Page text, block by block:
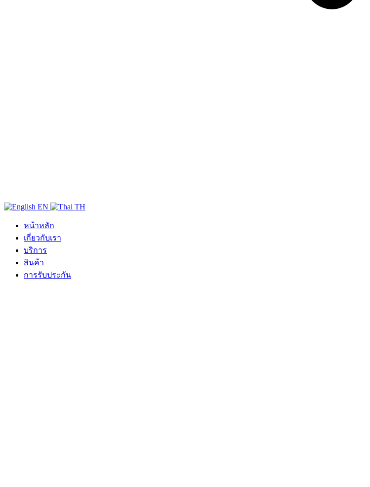
EN TH
หน้าหลัก
เกี่ยวกับเรา
บริการ
สินค้า
การรับประกัน